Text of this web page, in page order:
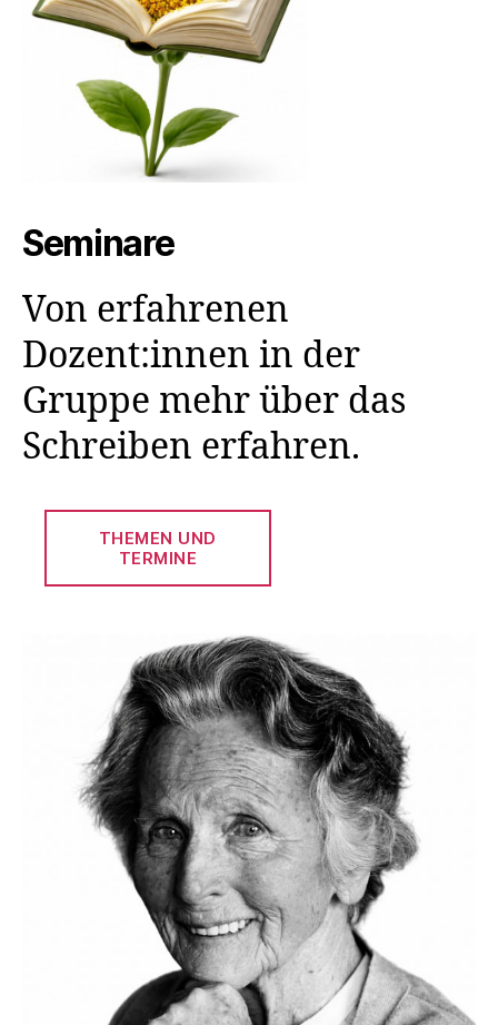
Seminare
Von erfahrenen
Dozent:innen in der
Gruppe mehr über das
Schreiben erfahren.
THEMEN UND
TERMINE